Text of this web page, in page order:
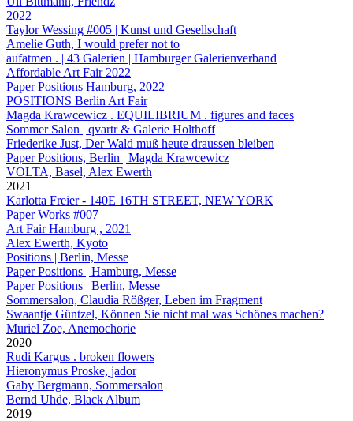
2022
Taylor Wessing #005 | Kunst und Gesellschaft
Amelie Guth, I would prefer not to
aufatmen . | 43 Galerien | Hamburger Galerienverband
Affordable Art Fair 2022
Paper Positions Hamburg, 2022
POSITIONS Berlin Art Fair
Magda Krawcewicz . EQUILIBRIUM . figures and faces
Sommer Salon | qvartr & Galerie Holthoff
Friederike Just, Der Wald muß heute draussen bleiben
Paper Positions, Berlin | Magda Krawcewicz
VOLTA, Basel, Alex Ewerth
2021
Karlotta Freier - 140E 16TH STREET, NEW YORK
Paper Works #007
Art Fair Hamburg , 2021
Alex Ewerth, Kyoto
Positions | Berlin, Messe
Paper Positions | Hamburg, Messe
Paper Positions | Berlin, Messe
Sommersalon, Claudia Rößger, Leben im Fragment
Swaantje Güntzel, Können Sie nicht mal was Schönes machen?
Muriel Zoe, Anemochorie
2020
Rudi Kargus . broken flowers
Hieronymus Proske, jador
Gaby Bergmann, Sommersalon
Bernd Uhde, Black Album
2019